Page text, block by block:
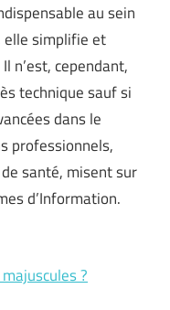
au sein
elle simplifie et
n’est, cependant,
technique sauf si
dans le
professionnels,
santé, misent sur
d’Information.
?